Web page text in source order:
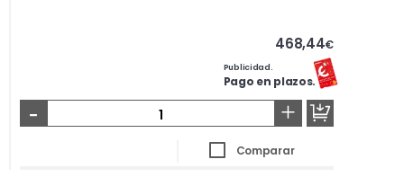
468,44€
Publicidad.
Pago en plazos.
- +
Comparar